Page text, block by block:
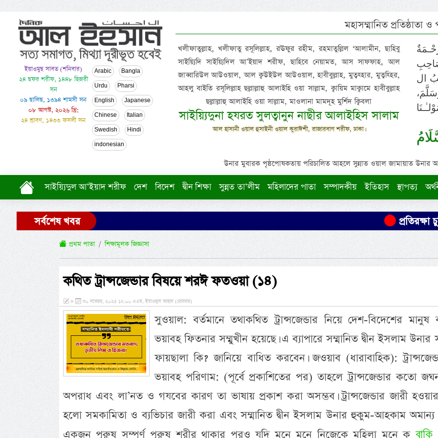
ইয়াওমুছ সাবত (শনিবার)
২৪ ছফর শরীফ, ১৪৪৮ হিজরী
সন
০৯ ছালিছ, ১৩৯৪ শামসী সন
০৮ আগস্ট, ২০২৬ খ্রি:
২৪ শ্রাবণ, ১৪৩৩ ফসলী সন
Arabic Bangla
Urdu Pharsi
English Japanese
Chinese Italian
Swedish Hindi
indonesian
মহাসম্মানিত প্রতিষ্ঠাতা
খলীফাতুল্লাহ, খলীফাতু রসূলিল্লাহ, রঊফুর রহীম, রহমাতুল্লিল ‘আলামীন, ছাহিবু
সাইয়্যিদি সাইয়্যিদিল আ’ইয়াদ শরীফ, ছাহিবে নেয়ামত, আস সাফফাহ, আল
জাব্বারিউল আউওয়াল, আল ক্বউইউল আউওয়াল, হাবীবুল্লাহ, মুত্বহ্হার, মুত্বহ্হির,
আহলু বাইতি রসূলিল্লাহ ছল্লাল্লাহু আলাইহি ওয়া সাল্লাম, ক্বায়িম মাক্বামে হাবীবুল্লাহ
ছল্লাল্লাহু আলাইহি ওয়া সাল্লাম, মাওলানা মামদূহ মুর্শিদ ক্বিবলা
সাইয়্যিদুনা হযরত সুলত্বানুন নাছীর আলাইহিস সালাম
আল হাসানী ওয়াল হুসাইনী ওয়াল কুরাঈশী, রাজারবাগ শরীফ, ঢাকা।
ال
উনার মুবারক পৃষ্ঠপোষকতায় পরিচালিত আহলে সুন্নাত ওয়াল জামায়াত উনার
সাইয়্যিদুল আ’ইয়াদ শরীফ দেশ বিদেশ দ্বীন শিক্ষা সুন্নত তা’লীম মহিলাদের পাতা সম্পাদকীয় ইতিহাস স্থাপত্য
সর্বশেষ খবর প্রতিরক্ষা চুক্তিতে
প্রথম পাতা শিক্ষামূলক জিজ্ঞাসা
কথিত ট্রান্সজেন্ডার বিষয়ে শরঈ ফতওয়া (১৪)
» ৩০ নভেম্বর, ২০২৫ ১২:০০ এএম, ইয়াওমুল আহাদ (রোববার)
সুওয়াল: বর্তমানে তথাকথিত ট্রান্সজেন্ডার নিয়ে দেশ-বিদেশের মানুষ
ভয়াবহ ফিতনার সম্মুখীন হয়েছে। এ ব্যাপারে সম্মানিত দ্বীন ইসলাম উনার
ফায়ছালা কি? জানিয়ে বাধিত করবেন। জওয়াব (ধারাবাহিক):
ভয়াবহ পরিণাম: (পূর্বে প্রকাশিতের পর) তাহলে ট্রান্সজেন্ডার কতো
অপরাধ এবং লা’নত ও গযবের কারণ তা ভাষায় প্রকাশ করা অসম্ভব। ট্রান্সজেন্ডার জারী
হলো সমকামিতা ও ব্যভিচার জারী করা এবং সম্মানিত দ্বীন ইসলাম উনার হুকুম-আহকাম অমান্য
একজন পুরুষ সম্পূর্ণ পুরুষ শরীর থাকার পরও যদি মনে মনে নিজেকে মহিলা মনে ক